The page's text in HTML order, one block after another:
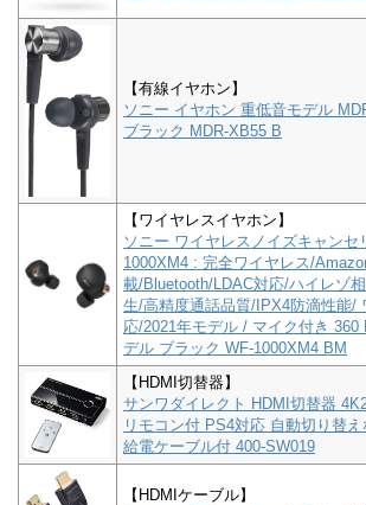
【有線イヤホン】
ソニー イヤホン 重低音モデル
ブラック MDR-XB55 B
【ワイヤレスイヤホン】
ソニー ワイヤレスノイズキャンセ
1000XM4 : 完全ワイヤレス/
載/Bluetooth/LDAC対応/ハイレゾ
生/高精度通話品質/IPX4防滴性能/
応/2021年モデル / マイク付き 360
デル ブラック WF-1000XM4 BM
【HDMI切替器】
サンワダイレクト HDMI切替器
リモコン付 PS4対応 自動切り替
給電ケーブル付 400-SW019
【HDMIケーブル】